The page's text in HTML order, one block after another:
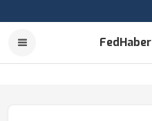
FedHaber